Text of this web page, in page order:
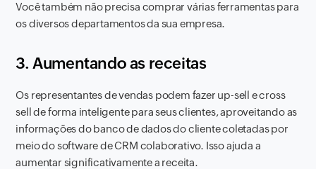
Você também não precisa comprar várias ferramentas para
os diversos departamentos da sua empresa.
3. Aumentando as receitas
Os representantes de vendas podem fazer up-sell e cross
sell de forma inteligente para seus clientes, aproveitando as
informações do banco de dados do cliente coletadas por
meio do software de CRM colaborativo. Isso ajuda a
aumentar significativamente a receita.